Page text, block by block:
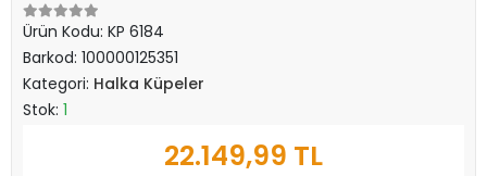
Ürün Kodu: KP 6184
Barkod: 100000125351
Kategori: Halka Küpeler
Stok: 1
22.149,99 TL